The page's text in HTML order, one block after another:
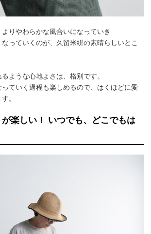
りやわらかな風合いになっていき
っていくのが、久留米絣の素晴らしいとこ
ような心地よさは、格別です。
ていく過程も楽しめるので、はくほどに愛
。
楽しい！ いつでも、どこでもは